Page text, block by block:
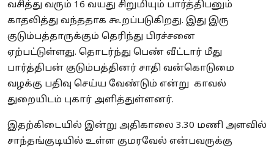
வசித்து வரும் 16 வயது சிறுமியும் பார்த்திபனும்
காதலித்து வந்ததாக கூறப்படுகிறது. இது இரு
குடும்பத்தாருக்கும் தெரிந்து பிரச்சனை
ஏற்பட்டுள்ளது. தொடர்ந்து பெண் வீட்டார் மீது
பார்த்திபன் குடும்பத்தினர் சாதி வன்கொடுமை
வழக்கு பதிவு செய்ய வேண்டும் என்று காவல்
துறையிடம் புகார் அளித்துள்ளனர்.
இதற்கிடையில் இன்று அதிகாலை 3.30 மணி அளவில்
சாந்தங்குடியில் உள்ள குமரவேல் என்பவருக்கு